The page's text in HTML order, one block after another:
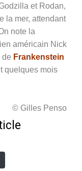
et Rodan,
la mer, attendant
note la
américain Nick
de Frankenstein
quelques mois
© Gilles Penso